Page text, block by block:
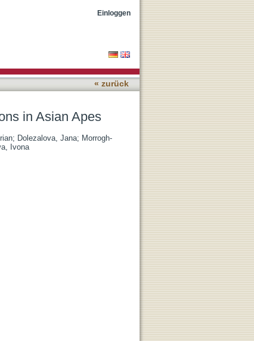
Einloggen
« zurück
in Asian Apes
; Dolezalova, Jana; Morrogh-
Ivona